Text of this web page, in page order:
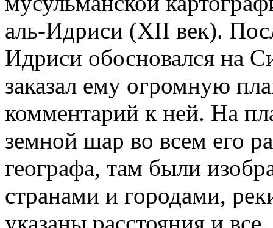
аль-Идриси (XII век).
Идриси обосновался на
заказал ему огромную
комментарий к ней. На
земной шар во всем его
географа, там были
странами и городами,